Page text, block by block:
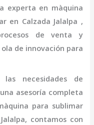
experta en màquina
en Calzada Jalalpa ,
de venta y
de innovación para
necesidades de
asesoría completa
para sublimar
contamos con